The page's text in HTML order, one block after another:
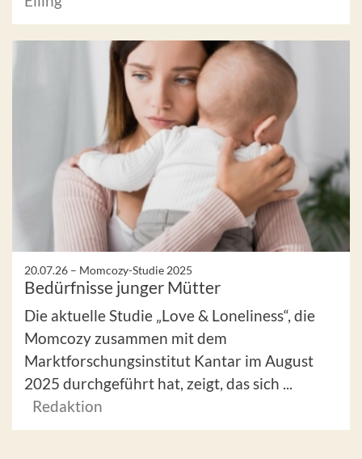
20.07.26 – Momcozy-Studie 2025
Bedürfnisse junger Mütter
Die aktuelle Studie „Love & Loneliness“, die
Momcozy zusammen mit dem
Marktforschungsinstitut Kantar im August
2025 durchgeführt hat, zeigt, das sich ...
Redaktion